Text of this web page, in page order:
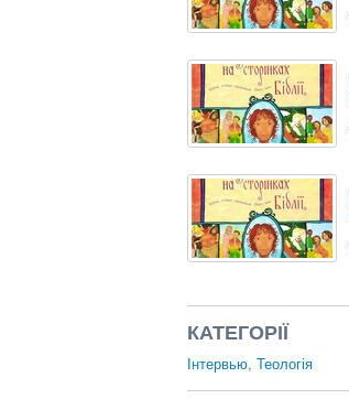
КАТЕГОРІЇ
Інтервью, Теологія